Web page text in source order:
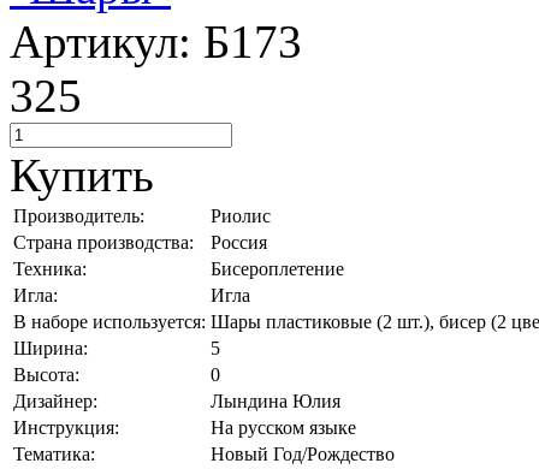
Артикул: Б173
325
Купить
Производитель:
Риолис
Страна производства:
Россия
Техника:
Бисероплетение
Игла:
Игла
В наборе используется: Шары пластиковые (2 шт.), бисер (2
Ширина:
5
Высота:
0
Дизайнер:
Лындина Юлия
Инструкция:
На русском языке
Тематика:
Новый Год/Рождество